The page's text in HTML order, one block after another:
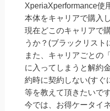
XperiaXperformance使
本体をキャリアで購入
現在どこのキャリアで
うか？(ブラックリスト
また、キャリアごとの
に入ってしまうと解約
約時に契約しない(すぐ
等を教えて頂きたいです
今では、お得ケータイ